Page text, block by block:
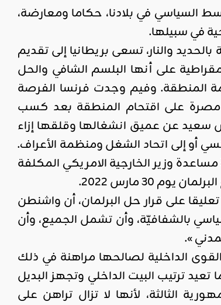
السياسي في بلادنا، حكاما ومعارضة،
في سبيلها.
والنار، تسعى بريطانيا إلى تقديم
على أنها البلسم الشافي والحل
المنطقة. وفيم وجدت فرنسا الفرصة
مصرة على اقتحام المنطقة بعد كسب
سعيد عن عميق انشغالها وقلقها إزاء
أو إلى اتحاد الشغل ومنظمة الأعراف.
وزير الخارجية الامريكي المكلفة
30 مارس 2022.
على قرار حل البرلمان، أن واشنطن
بالشفافيّة، وأن تشمل الجميع، وأن
».
القوى الداخلية لصالحها مراهنة في ذلك
ترتيب البيت الداخلي وتجهز البديل
الثالثة، لأنها لا تزال تراهن على